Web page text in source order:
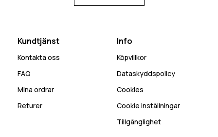
Kundtjänst
Kontakta oss
FAQ
Mina ordrar
Returer
Info
Köpvillkor
Dataskyddspolicy
Cookies
Cookie inställningar
Tillgänglighet